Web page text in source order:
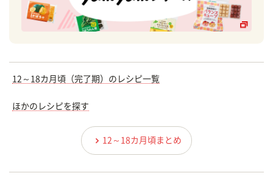
12～18カ月頃（完了期）のレシピ一覧
ほかのレシピを探す
12～18カ月頃まとめ